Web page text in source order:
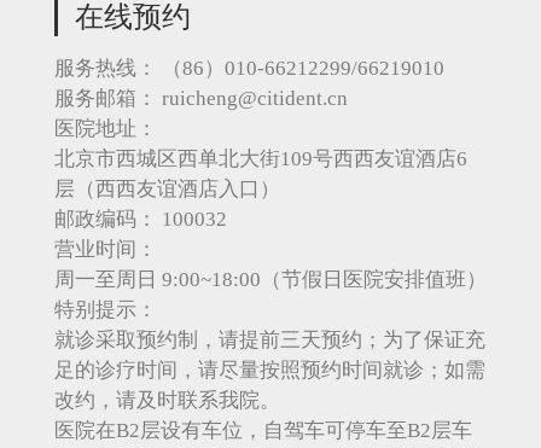
在线预约
服务热线：
（86）010-66212299/66219010
服务邮箱： ruicheng@citident.cn
医院地址：
北京市西城区西单北大街109号西西友谊酒店6
层（西西友谊酒店入口）
邮政编码：
100032
营业时间：
周一至周日 9:00~18:00（节假日医院安排值班）
特别提示：
就诊采取预约制，请提前三天预约；为了保证充
足的诊疗时间，请尽量按照预约时间就诊；如需
改约，请及时联系我院。
医院在B2层设有车位，自驾车可停车至B2层车